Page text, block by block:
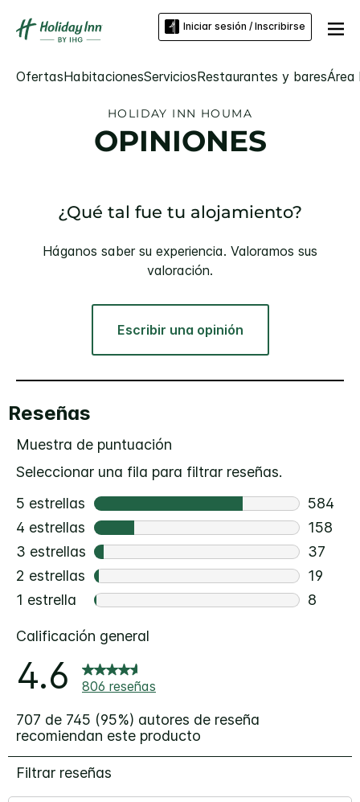
Iniciar sesión / Inscribirse
OfertasHabitacionesServiciosRestaurantes y baresÁrea
HOLIDAY INN HOUMA
OPINIONES
¿Qué tal fue tu alojamiento?
Háganos saber su experiencia. Valoramos sus
valoración.
Escribir una opinión